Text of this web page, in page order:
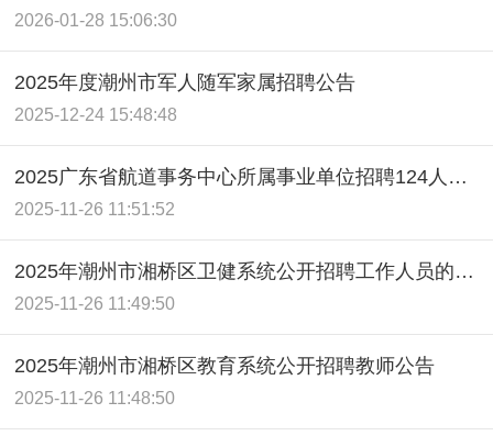
2026-01-28 15:06:30
2025年度潮州市军人随军家属招聘公告
2025-12-24 15:48:48
2025广东省航道事务中心所属事业单位招聘124人公告
2025-11-26 11:51:52
2025年潮州市湘桥区卫健系统公开招聘工作人员的公告
2025-11-26 11:49:50
2025年潮州市湘桥区教育系统公开招聘教师公告
2025-11-26 11:48:50